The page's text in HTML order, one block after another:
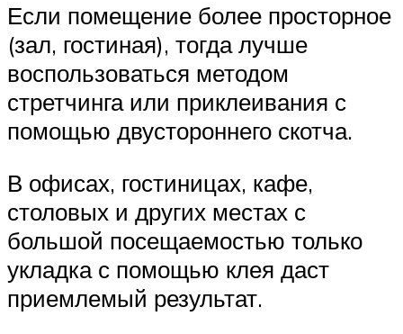
Если помещение более просторное
(зал, гостиная), тогда лучше
воспользоваться методом
стретчинга или приклеивания с
помощью двустороннего скотча.
В офисах, гостиницах, кафе,
столовых и других местах с
большой посещаемостью только
укладка с помощью клея даст
приемлемый результат.